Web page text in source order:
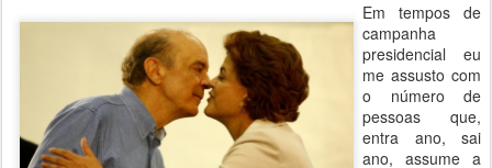
Em tempos de
campanha
presidencial eu
me assusto com
o número de
pessoas que,
entra ano, sai
ano, assume a